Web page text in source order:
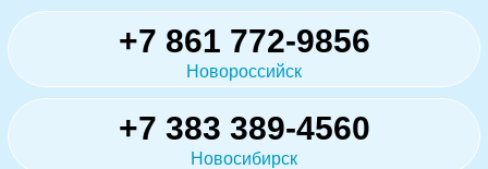
+7 861 772-9856
Новороссийск
+7 383 389-4560
Новосибирск